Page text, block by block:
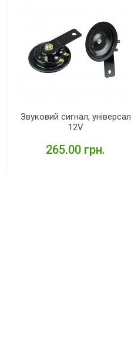
Звуковий сигнал, універсал
12V
265.00 грн.